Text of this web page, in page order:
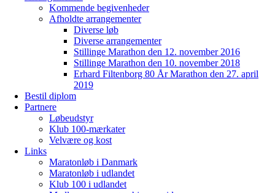
Kommende begivenheder
Afholdte arrangementer
Diverse løb
Diverse arrangementer
Stillinge Marathon den 12. november 2016
Stillinge Marathon den 10. november 2018
Erhard Filtenborg 80 År Marathon den 27. april
2019
Bestil diplom
Partnere
Løbeudstyr
Klub 100-mærkater
Velvære og kost
Links
Maratonløb i Danmark
Maratonløb i udlandet
Klub 100 i udlandet